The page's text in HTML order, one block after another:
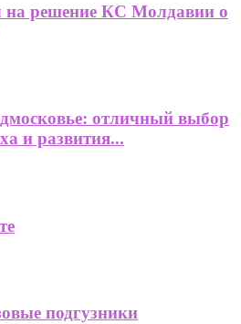
на решение КС Молдавии о
отличный выбор
и развития...
подгузники